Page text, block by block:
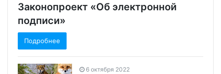
Законопроект «Об электронной
подписи»
Подробнее
6 октября 2022